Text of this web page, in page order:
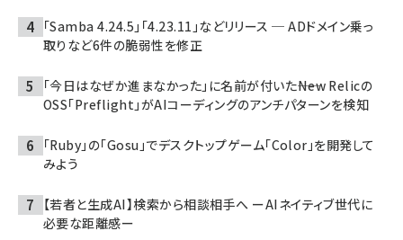
「Samba 4.24.5」「4.23.11」などリリース ─ ADドメイン乗っ
取りなど6件の脆弱性を修正
「今日はなぜか進まなかった」に名前が付いた――New Relicの
OSS「Preflight」がAIコーディングのアンチパターンを検知
「Ruby」の「Gosu」でデスクトップゲーム「Color」を開発して
みよう
【若者と生成AI】検索から相談相手へ ーAIネイティブ世代に
必要な距離感ー